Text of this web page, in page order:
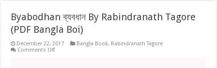
Byabodhan ব্যবধান By Rabindranath Tagore
(PDF Bangla Boi)
December 22, 2017 Bangla Book, Rabindranath Tagore
Comments Offon